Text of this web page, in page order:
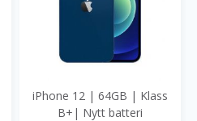
iPhone 12 | 64GB | Klass
B+| Nytt batteri